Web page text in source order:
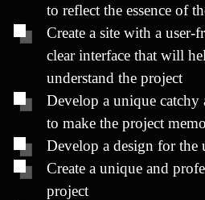
to reflect the essence of th
Create a site with a user-fr
clear interface that will he
understand the project
Develop a unique catchy
to make the project mem
Develop a design for the
Create a unique and profe
project